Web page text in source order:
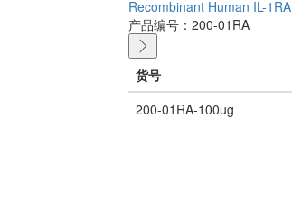
Recombinant Human IL-
产品编号：200-01RA
货号
200-01RA-100ug